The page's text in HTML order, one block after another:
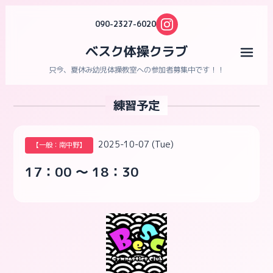
090-2327-6020
ベスク体操クラブ
只今、夏休み幼児体操教室への参加者募集中です！！
練習予定
【一般：南中野】 2025-10-07 (Tue)
17：00 ～ 18：30